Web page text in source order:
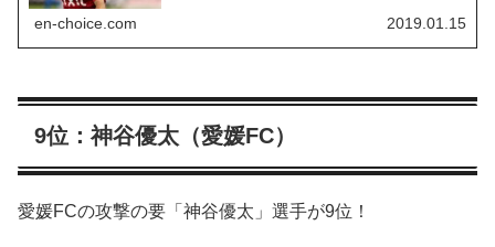
en-choice.com 2019.01.15
9位：神谷優太（愛媛FC）
愛媛FCの攻撃の要「神谷優太」選手が9位！